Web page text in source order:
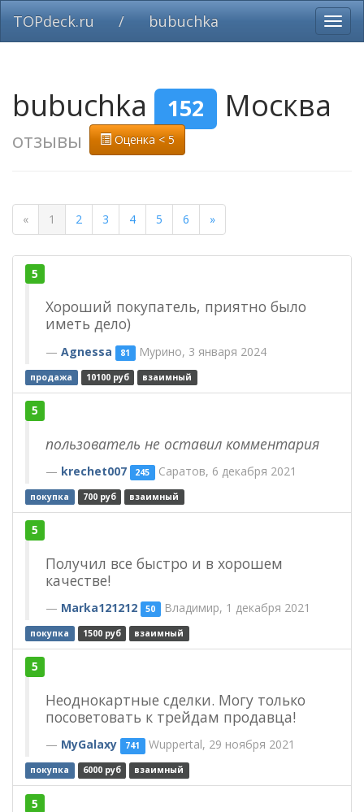
TOPdeck.ru / bubuchka
bubuchka 152 Москва
отзывы Оценка < 5
« 1 2 3 4 5 6 »
5
Хороший покупатель, приятно было
иметь дело)
Agnessa 81 Мурино, 3 января 2024
продажа 10100 руб взаимный
5
пользователь не оставил комментария
krechet007 245 Саратов, 6 декабря 2021
покупка 700 руб взаимный
5
Получил все быстро и в хорошем
качестве!
Marka121212 50 Владимир, 1 декабря 2021
покупка 1500 руб взаимный
5
Неоднокартные сделки. Могу только
посоветовать к трейдам продавца!
MyGalaxy 741 Wuppertal, 29 ноября 2021
покупка 6000 руб взаимный
5